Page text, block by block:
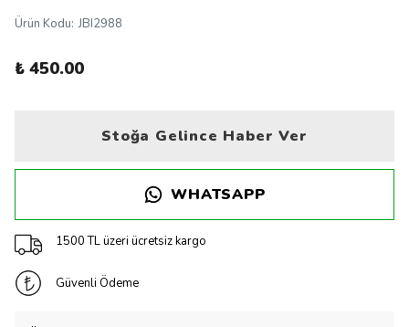
Ürün Kodu: JBI2988
₺ 450.00
Stoğa Gelince Haber Ver
WHATSAPP
1500 TL üzeri ücretsiz kargo
Güvenli Ödeme